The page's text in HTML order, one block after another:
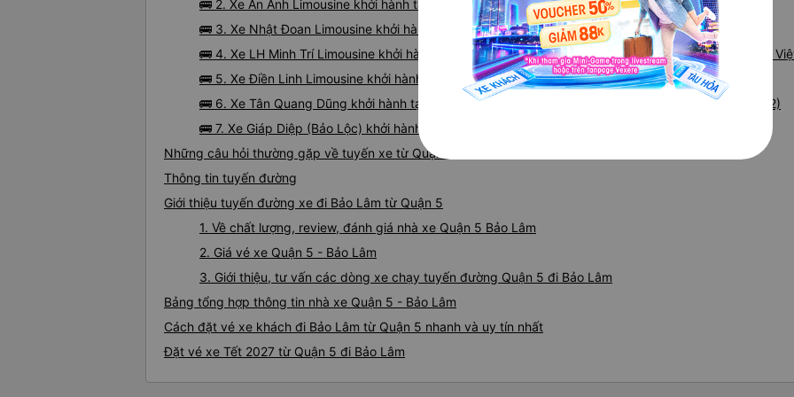
được từ trang web của họ
ở đâu tại Thành phố Hồ Chí
kết thúc tại Bến xe buýt
lắm. Nhưng cũng ổn nếu
trước. Chúng tôi đến từ
chạp qua thành phố trong
muốn kết thúc bằng một
dịch vụ tuyệt vời.
🚌 2. Xe An Anh Limousine khởi hành tại 95 Nguyễn Duy Dương (Văn phòng Quận 5)
🚌 3. Xe Nhật Đoan Limousine khởi hành tại 110 Vũ Tông Phan (Văn phòng Sài Gòn)
🚌 4. Xe LH Minh Trí Limousine khởi hành tại 446 Hoàng Văn Thụ, Phường 4, Tân Bình, Hồ Chí Minh,
🚌 5. Xe Điền Linh Limousine khởi hành tại 58 Phú Hữu, P 14, Quận 5 (VP Quận 5 - HCM)
🚌 6. Xe Tân Quang Dũng khởi hành tại 52/5, 2797 QL1A, Khu Phố 7 (Văn Phòng An Sương, Quận 12)
🚌 7. Xe Giáp Diệp (Bảo Lộc) khởi hành tại 480 Lê Hồng Phong (Văn phòng Sài Gòn)
Những câu hỏi thường gặp về tuyến xe từ Quận 5 đi Bảo Lâm
Thông tin tuyến đường
Giới thiệu tuyến đường xe đi Bảo Lâm từ Quận 5
1. Về chất lượng, review, đánh giá nhà xe Quận 5 Bảo Lâm
2. Giá vé xe Quận 5 - Bảo Lâm
3. Giới thiệu, tư vấn các dòng xe chạy tuyến đường Quận 5 đi Bảo Lâm
Bảng tổng hợp thông tin nhà xe Quận 5 - Bảo Lâm
Cách đặt vé xe khách đi Bảo Lâm từ Quận 5 nhanh và uy tín nhất
Đặt vé xe Tết 2027 từ Quận 5 đi Bảo Lâm